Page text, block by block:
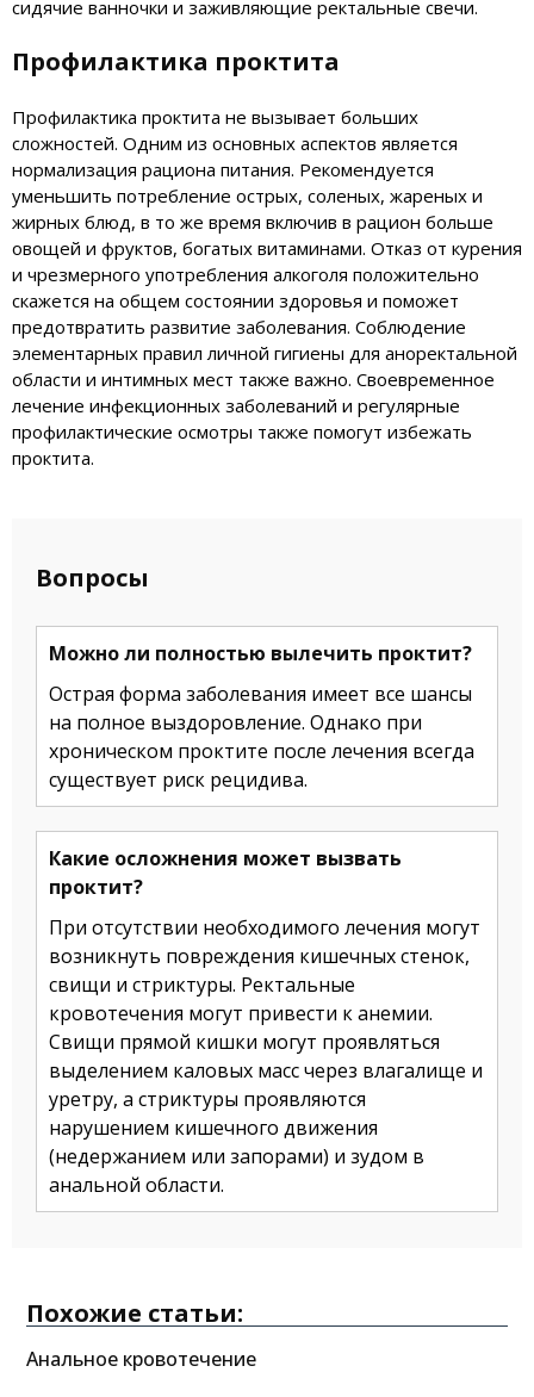
сидячие ванночки и заживляющие ректальные свечи.
Профилактика проктита
Профилактика проктита не вызывает больших
сложностей. Одним из основных аспектов является
нормализация рациона питания. Рекомендуется
уменьшить потребление острых, соленых, жареных и
жирных блюд, в то же время включив в рацион больше
овощей и фруктов, богатых витаминами. Отказ от курения
и чрезмерного употребления алкоголя положительно
скажется на общем состоянии здоровья и поможет
предотвратить развитие заболевания. Соблюдение
элементарных правил личной гигиены для аноректальной
области и интимных мест также важно. Своевременное
лечение инфекционных заболеваний и регулярные
профилактические осмотры также помогут избежать
проктита.
Вопросы
Можно ли полностью вылечить проктит?
Острая форма заболевания имеет все шансы
на полное выздоровление. Однако при
хроническом проктите после лечения всегда
существует риск рецидива.
Какие осложнения может вызвать
проктит?
При отсутствии необходимого лечения могут
возникнуть повреждения кишечных стенок,
свищи и стриктуры. Ректальные
кровотечения могут привести к анемии.
Свищи прямой кишки могут проявляться
выделением каловых масс через влагалище и
уретру, а стриктуры проявляются
нарушением кишечного движения
(недержанием или запорами) и зудом в
анальной области.
Похожие статьи:
Анальное кровотечение